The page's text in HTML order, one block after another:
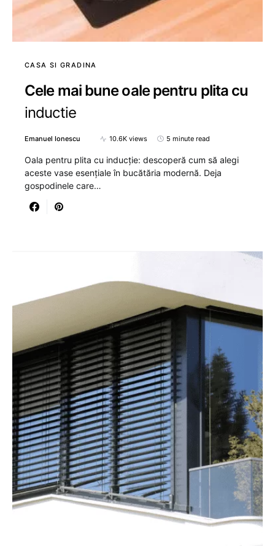
CASA SI GRADINA
Cele mai bune oale pentru plita cu
inductie
Emanuel Ionescu 10.6K views 5 minute read
Oala pentru plita cu inducție: descoperă cum să alegi
aceste vase esențiale în bucătăria modernă. Deja
gospodinele care…